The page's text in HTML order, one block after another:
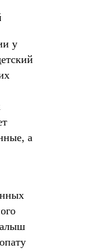
у
а